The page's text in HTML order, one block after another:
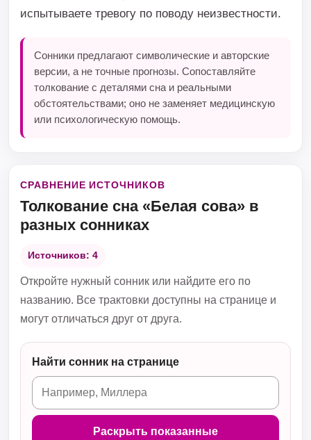
испытываете тревогу по поводу неизвестности.
Сонники предлагают символические и авторские
версии, а не точные прогнозы. Сопоставляйте
толкование с деталями сна и реальными
обстоятельствами; оно не заменяет медицинскую
или психологическую помощь.
СРАВНЕНИЕ ИСТОЧНИКОВ
Толкование сна «Белая сова» в
разных сонниках
Источников: 4
Откройте нужный сонник или найдите его по
названию. Все трактовки доступны на странице и
могут отличаться друг от друга.
Найти сонник на странице
Раскрыть показанные